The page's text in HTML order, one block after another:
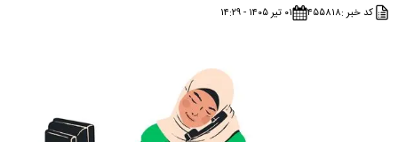
کد خبر :۴۵۵۸۱۸ ۰۱ تیر ۱۴۰۵ - ۱۴:۲۹